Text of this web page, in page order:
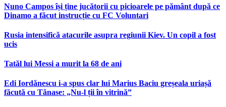
Nuno Campos își ține jucătorii cu picioarele pe pământ după ce
Dinamo a făcut instrucție cu FC Voluntari
Rusia intensifică atacurile asupra regiunii Kiev. Un copil a fost
ucis
Tatăl lui Messi a murit la 68 de ani
Edi Iordănescu i-a spus clar lui Marius Baciu greșeala uriașă
făcută cu Tănase: „Nu-l ții în vitrină”